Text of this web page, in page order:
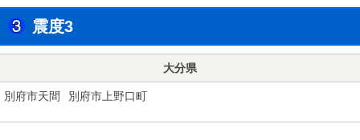
震度3
大分県
別府市天間 別府市上野口町